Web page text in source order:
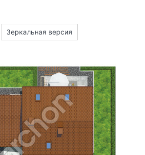
Зеркальная версия